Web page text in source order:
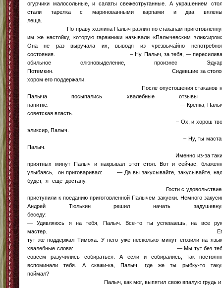
огурчики малосольные, и салаты свежеструганные. А украшением
стали тарелка с маринованными карпами и два
По праву хозяина Палыч разлил по стаканам
им же настойку, которую гаражники называли «Палычевским
Она не раз выручала их, выводя из чрезвычайно
состояния. – Ну, Палыч, за тебя, —
обильное слюновыделение, произнес
Потемкин. Сидевшие за
хором его
После опустошения стаканов
Палыча посыпались хвалебные отзывы
напитке: — Крепка,
советская
– Ох, и хорош
эликсир,
– Ну, ты
Именно из-за
приятных минут Палыч и накрывал этот стол. Вот и сейчас,
улыбаясь, он приговаривал: — Да вы закусывайте, закусывайте,
будет, я еще
Гости с
приступили к поеданию приготовленной Палычем закуски. Немного
Андрей Тюлькин решил начать
— Удивляюсь я на тебя, Палыч. Все-то ты успеваешь, на все
мастер.
тут же поддержал Тимоха. У него уже несколько минут егозили на
хвалебные слова: — Мы тут без
совсем разучились собираться. А если и собирались, так
вспоминали тебя. А скажи-ка, Палыч, где же ты рыбку-то
Палыч, как мог, выпятил свою впалую грудь и